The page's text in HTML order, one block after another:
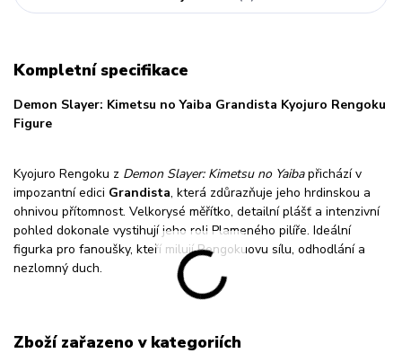
Kompletní specifikace
Demon Slayer: Kimetsu no Yaiba Grandista Kyojuro Rengoku
Figure
Kyojuro Rengoku z Demon Slayer: Kimetsu no Yaibapřichází v
impozantní edici Grandista, která zdůrazňuje jeho hrdinskou a
ohnivou přítomnost. Velkorysé měřítko, detailní plášť a intenzivní
pohled dokonale vystihují jeho roli Plameného pilíře. Ideální
figurka pro fanoušky, kteří milují Rengokuovu sílu, odhodlání a
nezlomný duch.
Zboží zařazeno v kategoriích